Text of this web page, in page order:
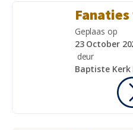
Geplaas op
23 October
deur
Baptiste